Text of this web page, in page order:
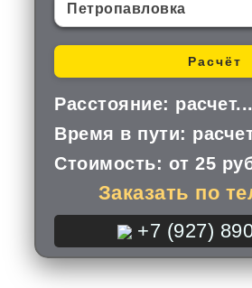
Петропавловка
Расчёт
Расстояние: расчет...
Время в пути:
Стоимость: от 25
Заказать по
+7 (927)